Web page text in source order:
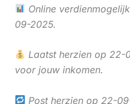
Online
09-2025.
Laatst herzien op 22-
voor jouw inkomen.
Post herzien op 22-